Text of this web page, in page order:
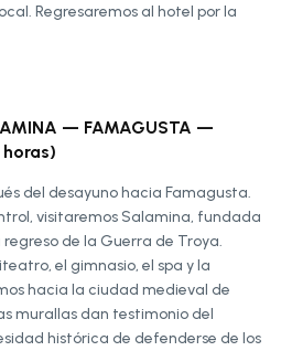
Regresaremos al hotel por la
— FAMAGUSTA —
del desayuno hacia Famagusta.
visitaremos Salamina, fundada
regreso de la Guerra de Troya.
el gimnasio, el spa y la
hacia la ciudad medieval de
murallas dan testimonio del
histórica de defenderse de los